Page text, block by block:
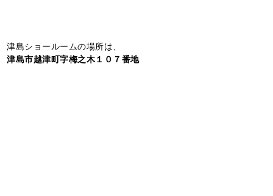
津島ショールームの場所は、
津島市越津町字梅之木１０７番地